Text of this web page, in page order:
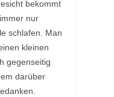
bekommt
nur
schlafen. Man
kleinen
gegenseitig
darüber